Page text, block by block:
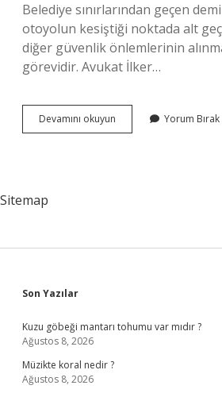
Belediye sınırlarından geçen
otoyolun kesiştiği noktada alt
diğer güvenlik önlemlerinin
görevidir. Avukat İlker…
Devamını okuyun
Geçit
Yorum Bırak
Sitemap
Sidebar
Son Yazılar
Kuzu göbeği mantarı tohumu var mıdır ?
Ağustos 8, 2026
Müzikte koral nedir ?
Ağustos 8, 2026